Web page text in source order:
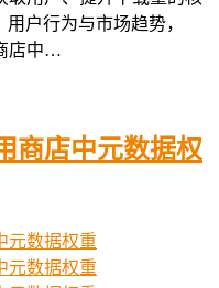
户行为与市场趋势，
店中…
商店中元数据权